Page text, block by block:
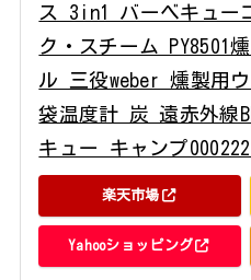
ス 3in1 バーベキュー
ク・スチーム PY8501
ル 三役weber 燻製用
袋温度計 炭 遠赤外線
キュー キャンプ
楽天市場
Yahooショッピング